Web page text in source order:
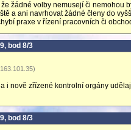
žádné volby nemusejí či nemohou
a ani navrhovat žádné členy do
praxe v řízení pracovních či
bod 8/3
i nově zřízené kontrolní orgány
bod 8/3